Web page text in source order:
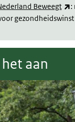
Beweegt
:
gezondheidswinst
aan